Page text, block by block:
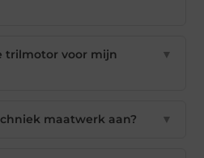
trilmotor voor mijn
▼
maatwerk aan? ▼